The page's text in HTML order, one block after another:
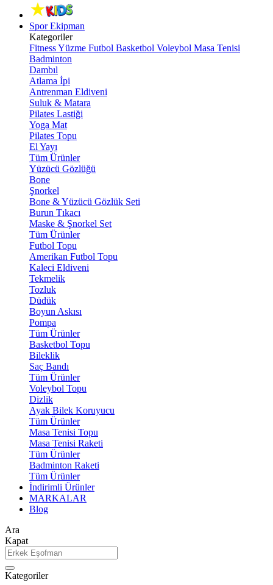
Spor Ekipman
Kategoriler
FitnessYüzme Futbol Basketbol Voleybol Masa Tenisi
Badminton
Dambıl
Atlama İpi
Antrenman Eldiveni
Suluk & Matara
Pilates Lastiği
Yoga Mat
Pilates Topu
El Yayı
Tüm Ürünler
Yüzücü Gözlüğü
Bone
Şnorkel
Bone & Yüzücü Gözlük Seti
Burun Tıkacı
Maske & Şnorkel Set
Tüm Ürünler
Futbol Topu
Amerikan Futbol Topu
Kaleci Eldiveni
Tekmelik
Tozluk
Düdük
Boyun Askısı
Pompa
Tüm Ürünler
Basketbol Topu
Bileklik
Saç Bandı
Tüm Ürünler
Voleybol Topu
Dizlik
Ayak Bilek Koruyucu
Tüm Ürünler
Masa Tenisi Topu
Masa Tenisi Raketi
Tüm Ürünler
Badminton Raketi
Tüm Ürünler
İndirimli Ürünler
MARKALAR
Blog
Ara
Kapat
Kategoriler